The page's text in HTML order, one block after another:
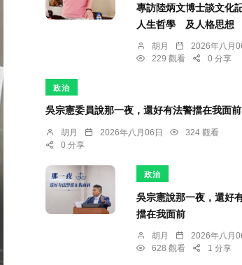
專訪陸炳文博士談文化
人生哲學 及人格思想
胡月
2026年八月
229 觀看
0 分享
政治
吳宗憲委員說那一夜，還好有法警擋在我面前
胡月 2026年八月06日
324 觀看
0 分享
政治
吳宗憲說那一夜，還好
擋在我面前
胡月
2026年八月
628 觀看
1 分享